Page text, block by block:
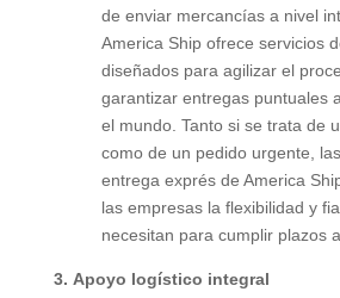
de enviar mercancías a nivel
America Ship ofrece servicios
diseñados para agilizar el
garantizar entregas puntuales
el mundo. Tanto si se trata de
como de un pedido urgente,
entrega exprés de America
las empresas la flexibilidad y
necesitan para cumplir plazos
3. Apoyo logístico integral